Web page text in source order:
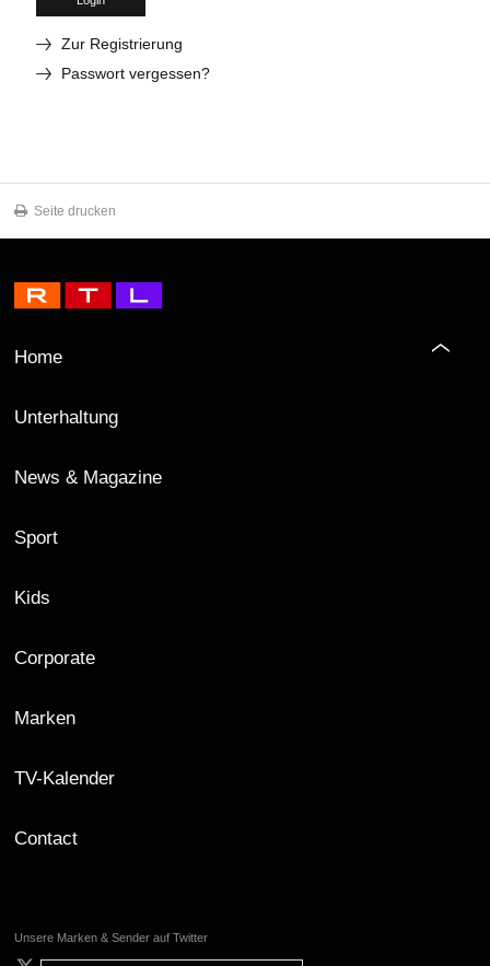
Zur Registrierung
Passwort vergessen?
Seite drucken
Home
Unterhaltung
News & Magazine
Sport
Kids
Corporate
Marken
TV-Kalender
Contact
Unsere Marken & Sender auf Twitter